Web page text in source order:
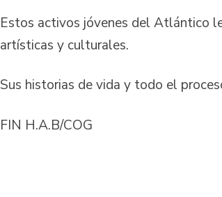
Estos activos jóvenes del Atlántico
artísticas y culturales.
Sus historias de vida y todo el
FIN H.A.B/COG